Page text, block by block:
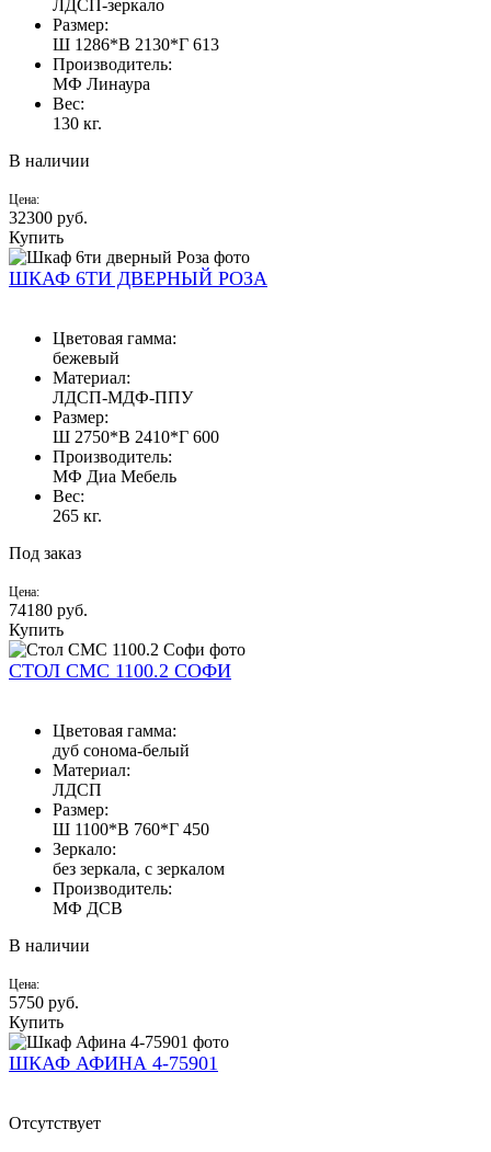
ЛДСП-зеркало
Размер:
Ш 1286*В 2130*Г 613
Производитель:
МФ Линаура
Вес:
130 кг.
В наличии
Цена:
32300 руб.
Купить
ШКАФ 6ТИ ДВЕРНЫЙ РОЗА
Цветовая гамма:
бежевый
Материал:
ЛДСП-МДФ-ППУ
Размер:
Ш 2750*В 2410*Г 600
Производитель:
МФ Диа Мебель
Вес:
265 кг.
Под заказ
Цена:
74180 руб.
Купить
СТОЛ СМС 1100.2 СОФИ
Цветовая гамма:
дуб сонома-белый
Материал:
ЛДСП
Размер:
Ш 1100*В 760*Г 450
Зеркало:
без зеркала, с зеркалом
Производитель:
МФ ДСВ
В наличии
Цена:
5750 руб.
Купить
ШКАФ АФИНА 4-75901
Отсутствует